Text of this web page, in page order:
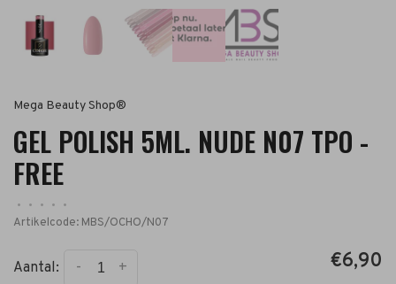
Mega Beauty Shop®
GEL POLISH 5ML. NUDE N07 TPO -
FREE
• • • •
•
Artikelcode: MBS/OCHO/N07
Aantal: +
- €6,90